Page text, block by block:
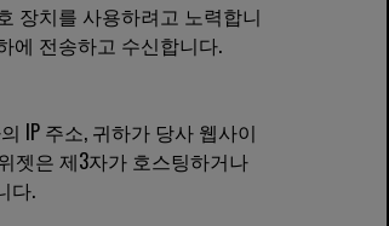
장치를 사용하려고 노력합니
에 전송하고 수신합니다.
IP 주소, 귀하가 당사 웹사이
젯은 제3자가 호스팅하거나
다.